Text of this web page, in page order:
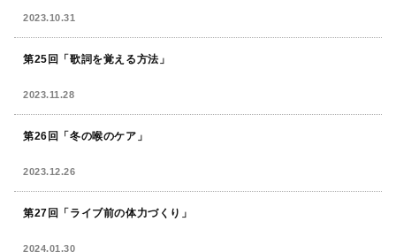
2023.10.31
第25回「歌詞を覚える方法」
2023.11.28
第26回「冬の喉のケア」
2023.12.26
第27回「ライブ前の体力づくり」
2024.01.30